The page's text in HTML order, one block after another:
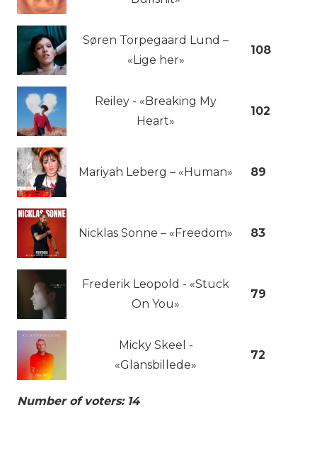
Søren Torpegaard Lund –
«Lige her»
108
Reiley - «Breaking My
Heart»
102
Mariyah Leberg – «Human» 89
Nicklas Sonne – «Freedom» 83
Frederik Leopold - «Stuck
On You»
79
Micky Skeel -
«Glansbillede»
72
Number of voters: 14